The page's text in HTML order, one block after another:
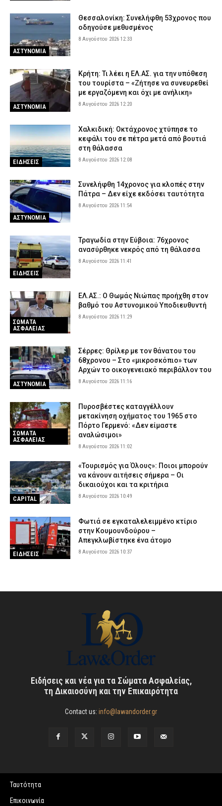
ΑΣΤΥΝΟΜΙΑ
Θεσσαλονίκη: Συνελήφθη 53χρονος που
οδηγούσε μεθυσμένος
8 Αυγούστου 2026 12:33
ΑΣΤΥΝΟΜΙΑ
Κρήτη: Τι λέει η ΕΛ.ΑΣ. για την υπόθεση
του τουρίστα – «Ζήτησε να συνευρεθεί
με εργαζόμενη και όχι με ανήλικη»
8 Αυγούστου 2026 12:20
ΕΙΔΗΣΕΙΣ
Χαλκιδική: Οκτάχρονος χτύπησε το
κεφάλι του σε πέτρα μετά από βουτιά
στη θάλασσα
8 Αυγούστου 2026 12:08
ΑΣΤΥΝΟΜΙΑ
Συνελήφθη 14χρονος για κλοπές στην
Πάτρα – Δεν είχε εκδόσει ταυτότητα
8 Αυγούστου 2026 11:54
ΕΙΔΗΣΕΙΣ
Τραγωδία στην Εύβοια: 76χρονος
ανασύρθηκε νεκρός από τη θάλασσα
8 Αυγούστου 2026 11:41
ΣΩΜΑΤΑ
ΑΣΦΑΛΕΙΑΣ
ΕΛ.ΑΣ.: Ο Θωμάς Νιώπας προήχθη στον
βαθμό του Αστυνομικού Υποδιευθυντή
8 Αυγούστου 2026 11:29
ΑΣΤΥΝΟΜΙΑ
Σέρρες: Θρίλερ με τον θάνατου του
68χρονου – Στο «μικροσκόπιο» των
Αρχών το οικογενειακό περιβάλλον του
8 Αυγούστου 2026 11:16
ΣΩΜΑΤΑ
ΑΣΦΑΛΕΙΑΣ
Πυροσβέστες καταγγέλλουν
μετακίνηση οχήματος του 1965 στο
Πόρτο Γερμενό: «Δεν είμαστε
αναλώσιμοι»
8 Αυγούστου 2026 11:02
CAPITAL
«Τουρισμός για Όλους»: Ποιοι μπορούν
να κάνουν αιτήσεις σήμερα – Οι
δικαιούχοι και τα κριτήρια
8 Αυγούστου 2026 10:49
ΕΙΔΗΣΕΙΣ
Φωτιά σε εγκαταλελειμμένο κτίριο
στην Κουμουνδούρου –
Απεγκλωβίστηκε ένα άτομο
8 Αυγούστου 2026 10:37
Ειδήσεις και νέα για τα Σώματα Ασφαλείας,
τη Δικαιοσύνη και την Επικαιρότητα
Contact us: info@lawandorder.gr
Ταυτότητα
Επικοινωνία